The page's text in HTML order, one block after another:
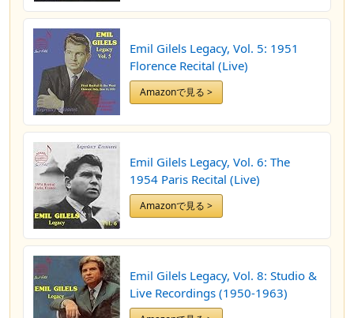
Emil Gilels Legacy, Vol. 5: 1951
Florence Recital (Live)
Amazonで見る >
Emil Gilels Legacy, Vol. 6: The
1954 Paris Recital (Live)
Amazonで見る >
Emil Gilels Legacy, Vol. 8: Studio &
Live Recordings (1950-1963)